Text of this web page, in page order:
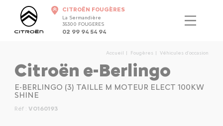
CITROËN FOUGÈRES
La Sermandière
35300 FOUGERES
02 99 94 54 94
Accueil Fougères Véhicules d'occasion
Citroën e-Berlingo
E-BERLINGO (3) TAILLE M MOTEUR ELECT 100KW
SHINE
Réf : VO160193